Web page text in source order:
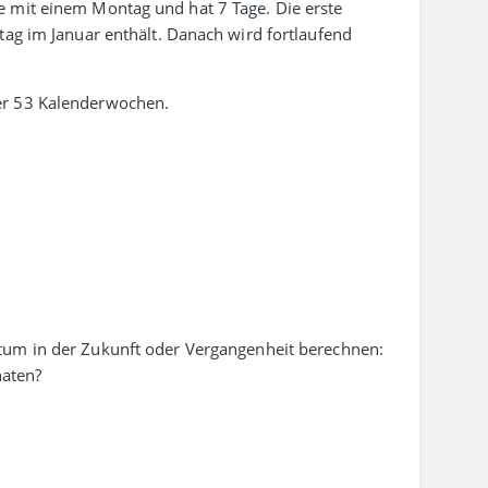
einem Montag und hat 7 Tage. Die erste
im Januar enthält. Danach wird fort­laufend
53 Kalenderwochen.
in der Zukunft oder Vergangenheit berechnen: